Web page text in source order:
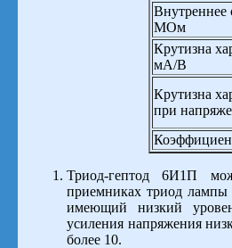
Внутреннее
МОм
Крутизна
мА/В
Крутизна
при
Триод-гептод 6И1П
приемниках триод лампы
имеющий низкий
усиления напряжения
более 10.